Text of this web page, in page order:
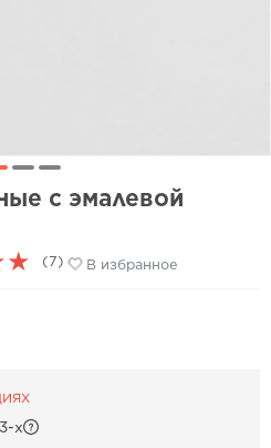
с эмалевой
★ (7) В избранное
х